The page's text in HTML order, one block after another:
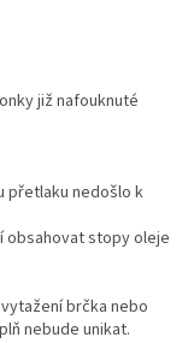
již nafouknuté
přetlaku nedošlo k
obsahovat stopy oleje
brčka nebo
nebude unikat.